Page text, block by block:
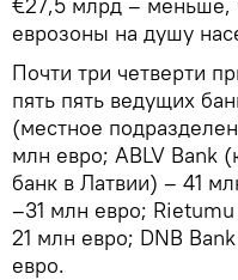
еврозоны на душу
Почти три четверти
пять пять ведущих
(местное
млн евро; ABLV Bank
банк в Латвии) – 41
–31 млн евро;
21 млн евро; DNB
евро.